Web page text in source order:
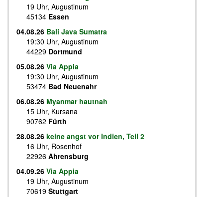
19 Uhr, Augustinum
45134 Essen
04.08.26 Bali Java Sumatra
19:30 Uhr, Augustinum
44229 Dortmund
05.08.26 Via Appia
19:30 Uhr, Augustinum
53474 Bad Neuenahr
06.08.26 Myanmar hautnah
15 Uhr, Kursana
90762 Fürth
28.08.26 keine angst vor Indien, Teil 2
16 Uhr, Rosenhof
22926 Ahrensburg
04.09.26 Via Appia
19 Uhr, Augustinum
70619 Stuttgart